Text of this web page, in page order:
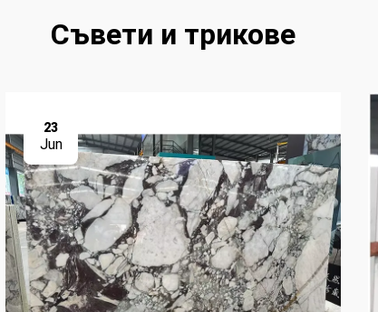
Съвети и трикове
23
Jun